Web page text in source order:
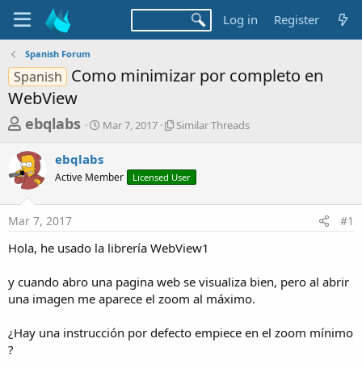
Log in Register
Spanish Forum
Spanish Como minimizar por completo en
WebView
T
r
e
a
d
s
a
r
e
ebqlabs
S
r
t
a
Mar 7, 2017
S
l
r
r
a
d
Similar Threads
ebqlabs
Active Member Licensed User
Mar 7, 2017 #1
Hola, he usado la librería WebView1
y cuando abro una pagina web se visualiza bien, pero al abrir
una imagen me aparece el zoom al máximo.
¿Hay una instrucción por defecto empiece en el zoom mínimo
?